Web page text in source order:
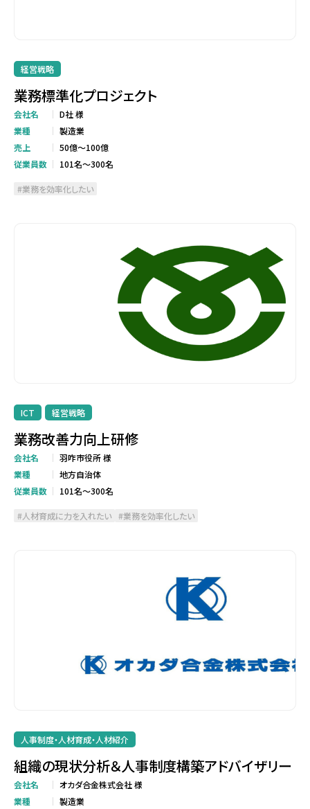
経営戦略
業務標準化プロジェクト
会社名
D社 様
業種
製造業
売上
50億～100億
従業員数
101名～300名
業務を効率化したい
ICT 経営戦略
業務改善力向上研修
会社名
羽咋市役所 様
業種
地方自治体
従業員数
101名～300名
人材育成に力を入れたい 業務を効率化したい
人事制度・人材育成・人材紹介
組織の現状分析＆人事制度構築アドバイザリー
会社名
オカダ合金株式会社 様
業種
製造業